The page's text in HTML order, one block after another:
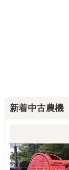
新着中古農機